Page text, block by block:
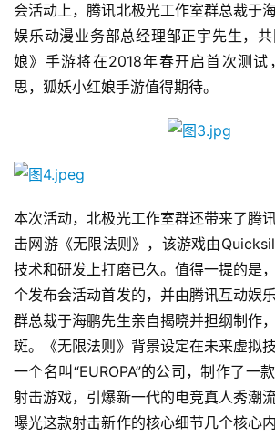
会活动上，腾讯北极光工作室群总裁于
娱乐动漫业务部总经理邹正宇先生，
娘》手游将在2018年春开启首次测试
思，狐妖小红娘手游值得期待。
本次活动，北极光工作室群还带来了腾
击网游《无限法则》，该游戏由
技术和研发上打磨已久。值得一提的是
个发布会活动首发的，并由腾讯互动娱
群总裁于海鹏先生亲自揭晓并担纲制作
斑。《无限法则》背景设定在未来虚拟
一个名叫“EUROPA”的公司，制作了一
射击游戏，引爆新一代的电竞真人秀潮
曝光这款射击新作的核心细节几个核心